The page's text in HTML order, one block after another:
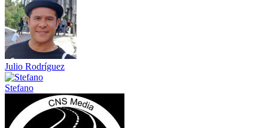
Julio Rodríguez
Stefano